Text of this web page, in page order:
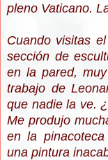
pleno Vaticano.
Cuando visitas
sección de
en la pared,
trabajo de
que nadie la ve.
Me produjo
en la
una pintura